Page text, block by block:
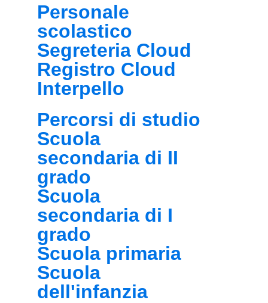
Personale
scolastico
Segreteria Cloud
Registro Cloud
Interpello
Percorsi di studio
Scuola
secondaria di II
grado
Scuola
secondaria di I
grado
Scuola primaria
Scuola
dell'infanzia